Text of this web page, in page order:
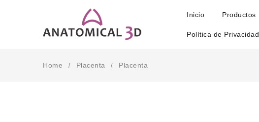
Inicio Productos
Política de Privacidad
Home / Placenta / Placenta